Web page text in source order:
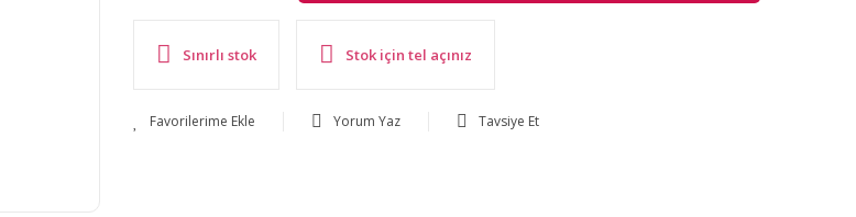
Sınırlı stok Stok için tel açınız
Yorum Yaz Tavsiye Et